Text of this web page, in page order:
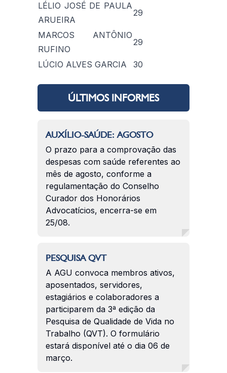
LÉLIO JOSÉ DE PAULA
ARUEIRA
29
MARCOS ANTÔNIO
RUFINO
29
LÚCIO ALVES GARCIA 30
ÚLTIMOS INFORMES
AUXÍLIO-SAÚDE: AGOSTO
O prazo para a comprovação das
despesas com saúde referentes ao
mês de agosto, conforme a
regulamentação do Conselho
Curador dos Honorários
Advocatícios, encerra-se em
25/08.
PESQUISA QVT
A AGU convoca membros ativos,
aposentados, servidores,
estagiários e colaboradores a
participarem da 3ª edição da
Pesquisa de Qualidade de Vida no
Trabalho (QVT). O formulário
estará disponível até o dia 06 de
março.